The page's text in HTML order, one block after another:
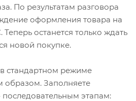
По результатам разговора
оформления товара на
останется только ждать
новой покупке.
стандартном режиме
образом. Заполняете
этапам: